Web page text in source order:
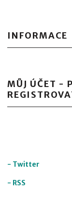
INFORMACE
MŮJ ÚČET -
- Twitter
- RSS